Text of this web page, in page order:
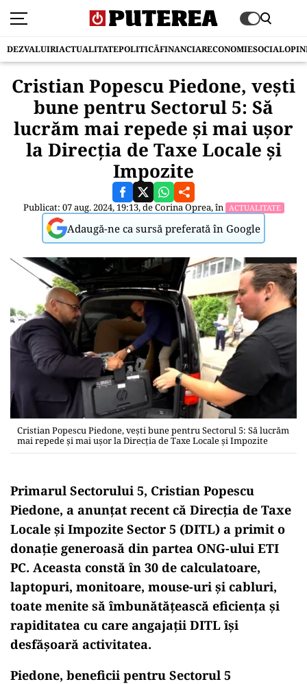
DEZVALUIRIACTUALITATEPOLITICĂFINANCIARECONOMIESOCIAL
Cristian Popescu Piedone, vești
bune pentru Sectorul 5: Să
lucrăm mai repede şi mai uşor
la Direcția de Taxe Locale şi
Impozite
Publicat: 07 aug. 2024, 19:13, deCorina Oprea, în ACTUALITATE
Adaugă-ne ca sursă preferată în Google
Cristian Popescu Piedone, vești bune pentru Sectorul 5: Să lucrăm
mai repede şi mai uşor la Direcția de Taxe Locale şi Impozite
Primarul Sectorului 5, Cristian Popescu
Piedone, a anunțat recent că Direcția de Taxe
Locale și Impozite Sector 5 (DITL) a primit o
donație generoasă din partea ONG-ului ETI
PC. Aceasta constă în 30 de calculatoare,
laptopuri, monitoare, mouse-uri și cabluri,
toate menite să îmbunătățească eficiența și
rapiditatea cu care angajații DITL își
desfășoară activitatea.
Piedone, beneficii pentru Sectorul 5